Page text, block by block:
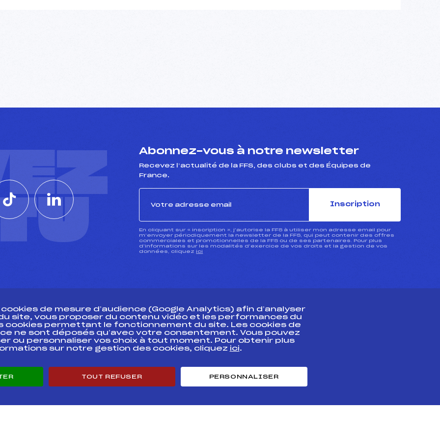
Abonnez-vous à notre newsletter
Recevez l’actualité de la FFS, des clubs et des Équipes de
France.
Inscription
En cliquant sur « inscription », j’autorise la FFS à utiliser mon adresse email pour
m’envoyer périodiquement la newsletter de la FFS, qui peut contenir des offres
commerciales et promotionnelles de la FFS ou de ses partenaires. Pour plus
d’informations sur les modalités d’exercice de vos droits et la gestion de vos
données, cliquez ici
Pass’Neige
Projet sportif fédéral
Pôle vie de l’athlète
Enseignement professionnel
de mesure d’audience (Google Analytics) afin d’analyser
site, vous proposer du contenu vidéo et les performances du
cookies permettant le fonctionnement du site. Les cookies de
ne sont déposés qu’avec votre consentement. Vous pouvez
ou personnaliser vos choix à tout moment. Pour obtenir plus
sur notre gestion des cookies, cliquez ici.
TOUT REFUSER PERSONNALISER